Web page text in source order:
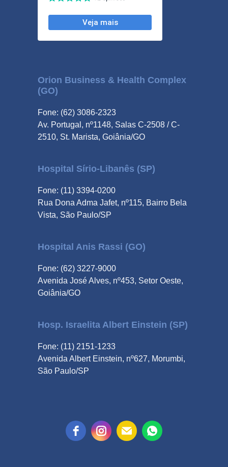
Orion Business & Health Complex
(GO)
Fone: (62) 3086-2323
Av. Portugal, nº1148, Salas C-2508 / C-
2510, St. Marista, Goiânia/GO
Hospital Sírio-Libanês (SP)
Fone: (11) 3394-0200
Rua Dona Adma Jafet, nº115, Bairro Bela
Vista, São Paulo/SP
Hospital Anis Rassi (GO)
Fone: (62) 3227-9000
Avenida José Alves, nº453, Setor Oeste,
Goiânia/GO
Hosp. Israelita Albert Einstein (SP)
Fone: (11) 2151-1233
Avenida Albert Einstein, nº627, Morumbi,
São Paulo/SP